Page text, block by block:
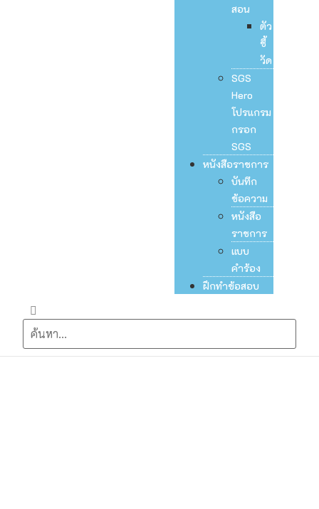
สอน
ตัว
ชี้
วัด
SGS
Hero
โปรแกรม
กรอก
SGS
หนังสือราชการ
บันทึก
ข้อความ
หนังสือ
ราชการ
แบบ
คำร้อง
ฝึกทำข้อสอบ